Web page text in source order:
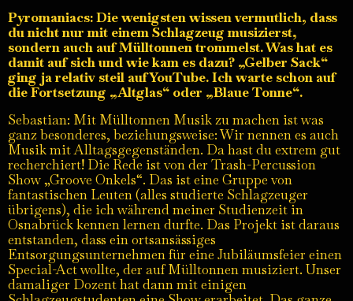
Pyromaniacs: Die wenigsten wissen vermutlich, dass
du nicht nur mit einem Schlagzeug musizierst,
sondern auch auf Mülltonnen trommelst. Was hat es
damit auf sich und wie kam es dazu? „Gelber Sack“
ging ja relativ steil auf YouTube. Ich warte schon auf
die Fortsetzung „Altglas“ oder „Blaue Tonne“.
Sebastian: Mit Mülltonnen Musik zu machen ist was
ganz besonderes, beziehungsweise: Wir nennen es auch
Musik mit Alltagsgegenständen. Da hast du extrem gut
recherchiert! Die Rede ist von der Trash-Percussion
Show „Groove Onkels“. Das ist eine Gruppe von
fantastischen Leuten (alles studierte Schlagzeuger
übrigens), die ich während meiner Studienzeit in
Osnabrück kennen lernen durfte. Das Projekt ist daraus
entstanden, dass ein ortsansässiges
Entsorgungsunternehmen für eine Jubiläumsfeier einen
Special-Act wollte, der auf Mülltonnen musiziert. Unser
damaliger Dozent hat dann mit einigen